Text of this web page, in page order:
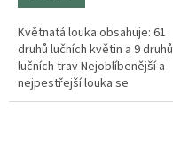
Květnatá louka obsahuje: 61
druhů lučních květin a 9 druhů
lučních trav Nejoblíbenější a
nejpestřejší louka se
specialitami.